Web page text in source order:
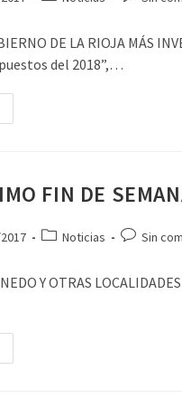
DE LA RIOJA MÁS
del 2018”,…
FIN DE
Noticias Sin
Y OTRAS